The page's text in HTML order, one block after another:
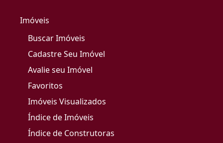
Imóveis
Buscar Imóveis
Cadastre Seu Imóvel
Avalie seu Imóvel
Favoritos
Imóveis Visualizados
Índice de Imóveis
Índice de Construtoras